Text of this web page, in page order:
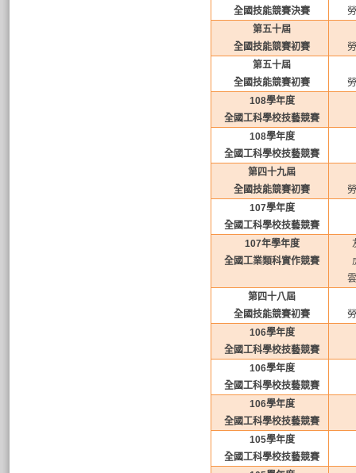
全國技能競賽決賽
第五十屆
全國技能競賽初賽
第五十屆
全國技能競賽初賽
108學年度
全國工科學校技藝競賽
108學年度
全國工科學校技藝競賽
第四十九屆
全國技能競賽初賽
107學年度
全國工科學校技藝競賽
107年學年度
全國工業類科實作競賽
第四十八屆
全國技能競賽初賽
106學年度
全國工科學校技藝競賽
106學年度
全國工科學校技藝競賽
106學年度
全國工科學校技藝競賽
105學年度
全國工科學校技藝競賽